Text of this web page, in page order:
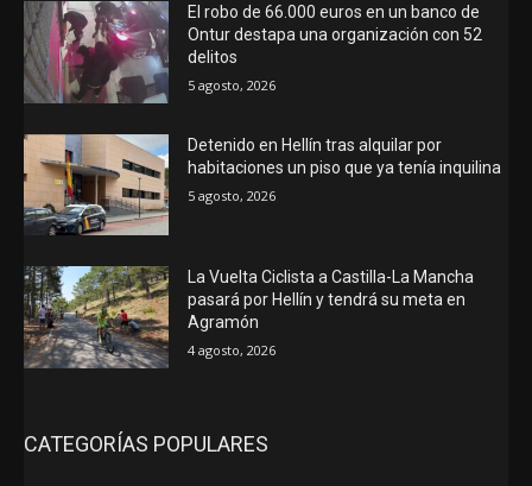
El robo de 66.000 euros en un banco de
Ontur destapa una organización con 52
delitos
5 agosto, 2026
Detenido en Hellín tras alquilar por
habitaciones un piso que ya tenía inquilina
5 agosto, 2026
La Vuelta Ciclista a Castilla-La Mancha
pasará por Hellín y tendrá su meta en
Agramón
4 agosto, 2026
CATEGORÍAS POPULARES